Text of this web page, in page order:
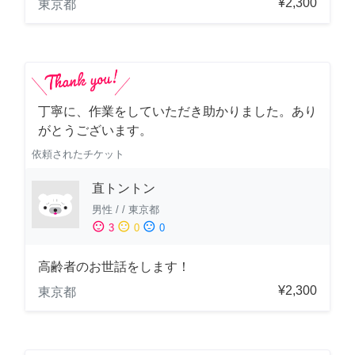
東京都
丁寧に、作業をしていただき助かりました。あり
がとうございます。
依頼されたチケット
直トントン
男性 / / 東京都
sentiment_satisfied 3 sentiment_neutral 0 sentiment_dissatisfied 0
高齢者のお世話をします！
東京都
¥2,300